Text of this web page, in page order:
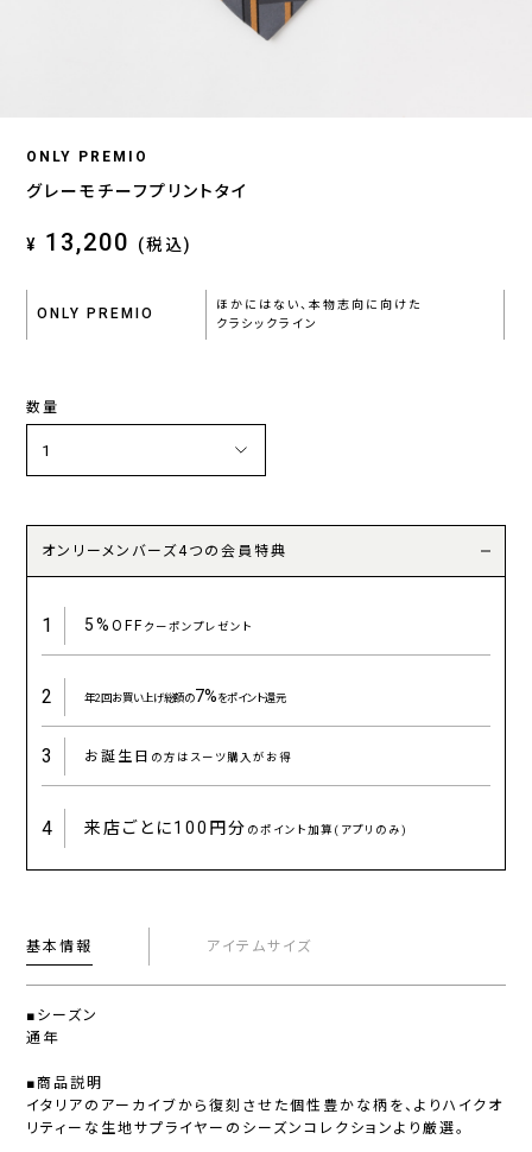
ONLY PREMIO
グレーモチーフプリントタイ
¥ 13,200 (税込)
ONLY PREMIO
ほかにはない、本物志向に向けた
クラシックライン
数量
オンリーメンバーズ4つの会員特典
1 5%OFFクーポンプレゼント
2 年2回お買い上げ総額の7%をポイント還元
3 お誕生日 の方はスーツ購入がお得
4 来店ごとに100円分 のポイント加算(アプリのみ)
基本情報 アイテムサイズ
■シーズン
通年
■商品説明
イタリアのアーカイブから復刻させた個性豊かな柄を、よりハイクオ
リティーな生地サプライヤーのシーズンコレクションより厳選。